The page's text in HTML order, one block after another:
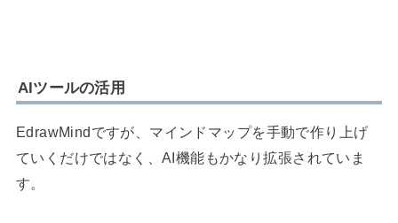
AIツールの活用
EdrawMindですが、マインドマップを手動で作り上げ
ていくだけではなく、AI機能もかなり拡張されていま
す。